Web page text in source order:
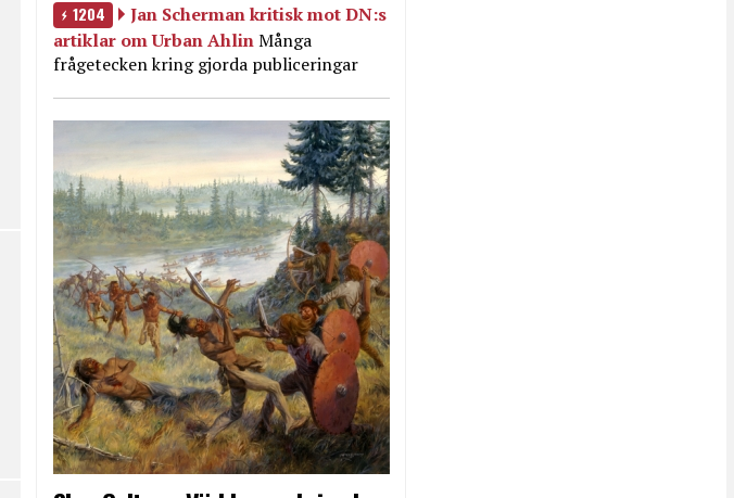
1204
Jan Scherman kritisk mot DN:s
artiklar om Urban AhlinMånga
frågetecken kring gjorda publiceringar